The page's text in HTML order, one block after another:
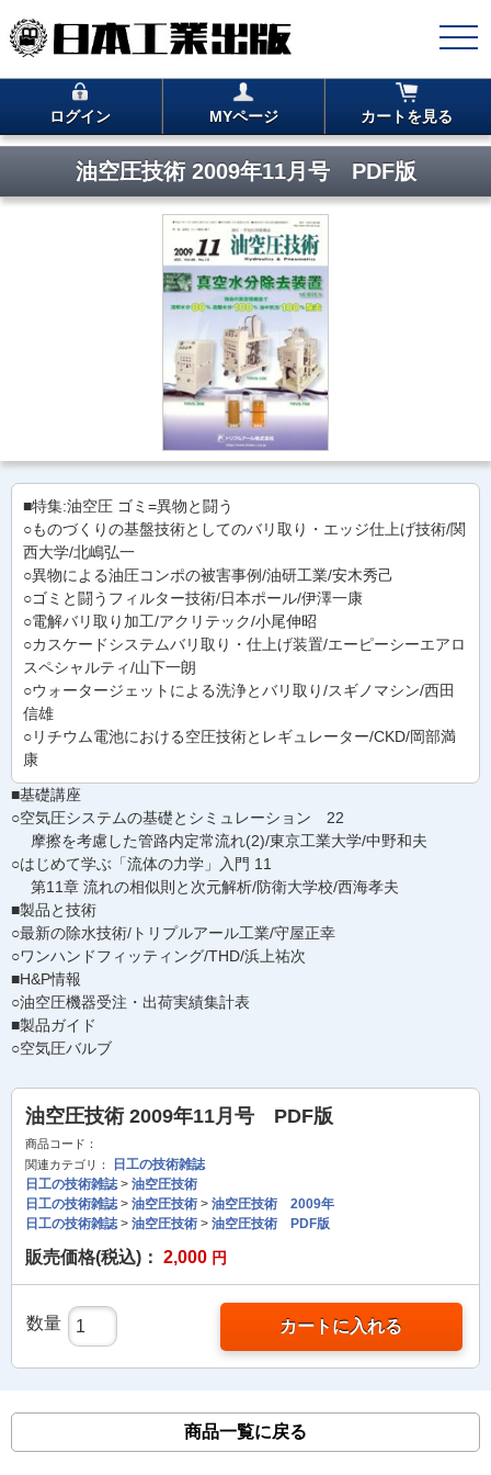
ログイン MYページ カートを見る
油空圧技術 2009年11月号 PDF版
■特集:油空圧 ゴミ=異物と闘う
○ものづくりの基盤技術としてのバリ取り・エッジ仕上げ技術/関
西大学/北嶋弘一
○異物による油圧コンポの被害事例/油研工業/安木秀己
○ゴミと闘うフィルター技術/日本ポール/伊澤一康
○電解バリ取り加工/アクリテック/小尾伸昭
○カスケードシステムバリ取り・仕上げ装置/エーピーシーエアロ
スペシャルティ/山下一朗
○ウォータージェットによる洗浄とバリ取り/スギノマシン/西田
信雄
○リチウム電池における空圧技術とレギュレーター/CKD/岡部満
康
■基礎講座
○空気圧システムの基礎とシミュレーション 22
摩擦を考慮した管路内定常流れ(2)/東京工業大学/中野和夫
○はじめて学ぶ「流体の力学」入門 11
第11章 流れの相似則と次元解析/防衛大学校/西海孝夫
■製品と技術
○最新の除水技術/トリプルアール工業/守屋正幸
○ワンハンドフィッティング/THD/浜上祐次
■H&P情報
○油空圧機器受注・出荷実績集計表
■製品ガイド
○空気圧バルブ
油空圧技術 2009年11月号 PDF版
商品コード：
関連カテゴリ：
日工の技術雑誌
日工の技術雑誌> 油空圧技術
日工の技術雑誌> 油空圧技術 > 油空圧技術 2009年
日工の技術雑誌> 油空圧技術 > 油空圧技術 PDF版
販売価格(税込)： 2,000 円
数量 カートに入れる
商品一覧に戻る